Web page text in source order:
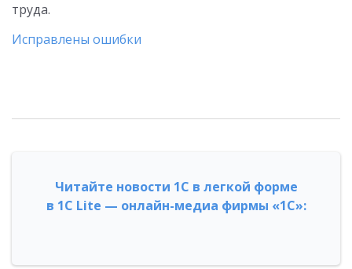
труда.
Исправлены ошибки
Читайте новости 1С в легкой форме
в 1С Lite — онлайн-медиа фирмы «1С»: